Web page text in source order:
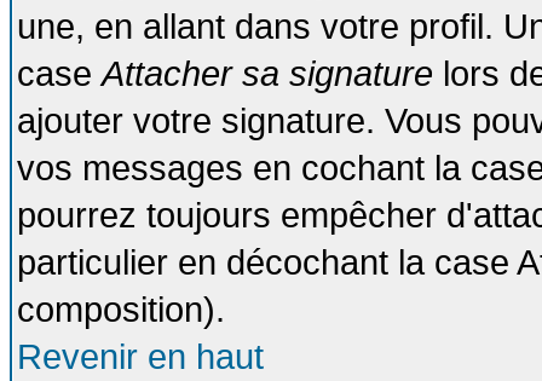
une, en allant dans votre profil.
caseAttacher sa signature lors
ajouter votre signature. Vous
vos messages en cochant la
pourrez toujours empêcher
particulier en décochant la case
composition).
Revenir en haut